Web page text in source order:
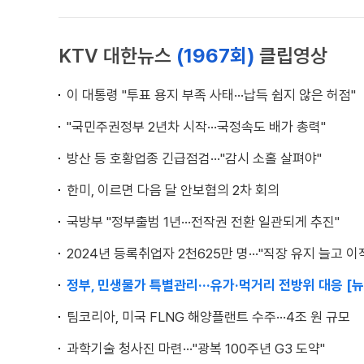
KTV 대한뉴스 (1967회) 클립영상
이 대통령 "투표 용지 부족 사태···납득 쉽지 않은 허점"
"국민주권정부 2년차 시작···국정속도 배가 총력"
방산 등 호황업종 긴급점검···"감시 소홀 살펴야"
한미, 이르면 다음 달 안보협의 2차 회의
국방부 "정부출범 1년···전작권 전환 일관되게 추진"
2024년 등록취업자 2천625만 명···"직장 유지 늘고 이
정부, 민생물가 특별관리···유가·먹거리 전방위 대응 [
팀코리아, 미국 FLNG 해양플랜트 수주···4조 원 규모
과학기술 청사진 마련···"광복 100주년 G3 도약"